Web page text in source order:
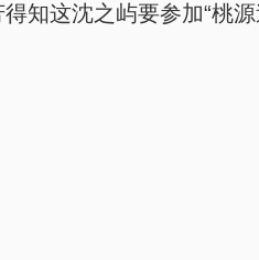
知这沈之屿要参加“桃